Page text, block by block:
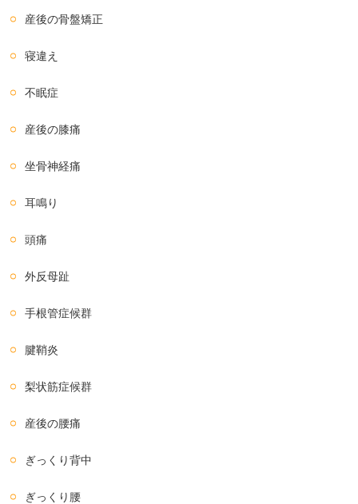
産後の骨盤矯正
寝違え
不眠症
産後の膝痛
坐骨神経痛
耳鳴り
頭痛
外反母趾
手根管症候群
腱鞘炎
梨状筋症候群
産後の腰痛
ぎっくり背中
ぎっくり腰